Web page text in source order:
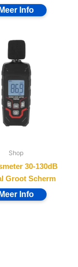
Shop
30-130dB
Groot Scherm